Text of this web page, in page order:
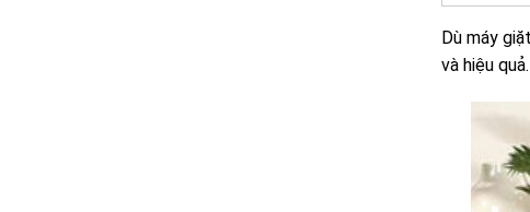
Dù máy
và hiệu quả.